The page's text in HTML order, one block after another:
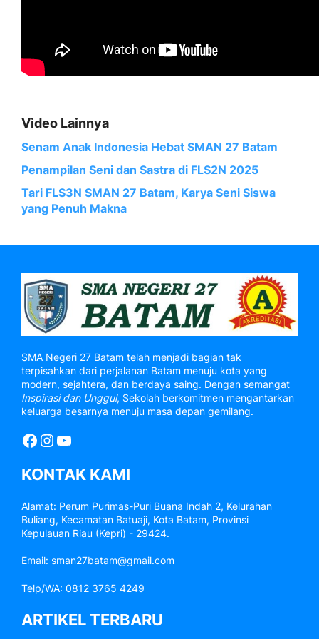
Video Lainnya
Senam Anak Indonesia Hebat SMAN 27 Batam
Penampilan Seni dan Sastra di FLS2N 2025
Tari FLS3N SMAN 27 Batam, Karya Seni Siswa
yang Penuh Makna
SMA Negeri 27 Batam telah menjadi bagian tak
terpisahkan dari perjalanan Batam menuju kota yang
modern, sejahtera, dan berdaya saing. Dengan semangat
Inspirasi dan Unggul, Sekolah berkomitmen mengantarkan
keluarga besarnya menuju masa depan gemilang.
Facebook
Instagram
YouTube
KONTAK KAMI
Alamat: Perum Purimas-Puri Buana Indah 2, Kelurahan
Buliang, Kecamatan Batuaji, Kota Batam, Provinsi
Kepulauan Riau (Kepri) - 29424.
Email: sman27batam@gmail.com
Telp/WA: 0812 3765 4249
ARTIKEL TERBARU